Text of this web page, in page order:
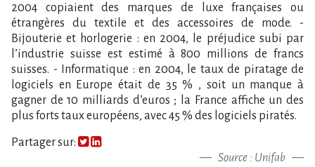
2004 copiaient des marques de luxe françaises ou
étrangères du textile et des accessoires de mode. -
Bijouterie et horlogerie : en 2004, le préjudice subi par
l’industrie suisse est estimé à 800 millions de francs
suisses. - Informatique : en 2004, le taux de piratage de
logiciels en Europe était de 35 % , soit un manque à
gagner de 10 milliards d’euros ; la France affiche un des
plus forts taux européens, avec 45 % des logiciels piratés.
Partager sur:
Source : Unifab